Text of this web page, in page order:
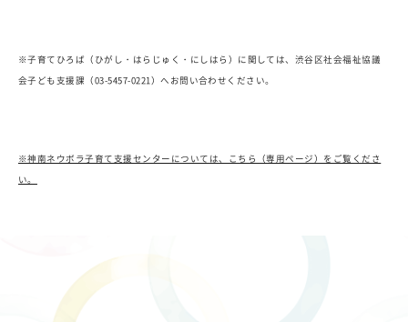
※子育てひろば（ひがし・はらじゅく・にしはら）に関しては、渋谷区社会福祉協議
会子ども支援課（03-5457-0221）へお問い合わせください。
※神南ネウボラ子育て支援センターについては、こちら（専用ページ）をご覧くださ
い。